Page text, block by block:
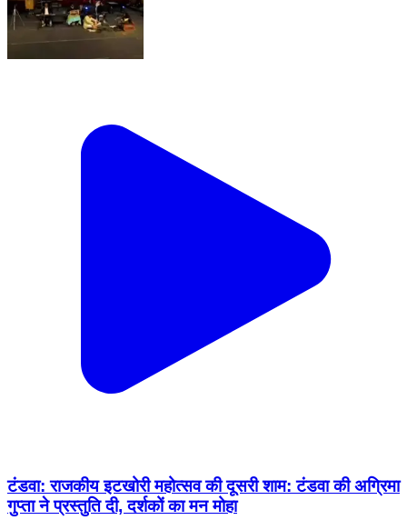
टंडवा: राजकीय इटखोरी महोत्सव की दूसरी शाम: टंडवा की अग्रिमा
गुप्ता ने प्रस्तुति दी, दर्शकों का मन मोहा